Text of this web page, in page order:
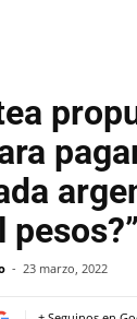
- 23 marzo, 2022